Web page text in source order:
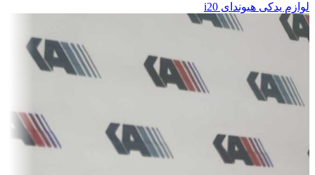
لوازم یدکی هیوندای i20